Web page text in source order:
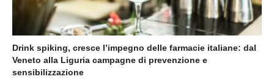
Drink spiking, cresce l’impegno delle farmacie italiane: dal
Veneto alla Liguria campagne di prevenzione e
sensibilizzazione